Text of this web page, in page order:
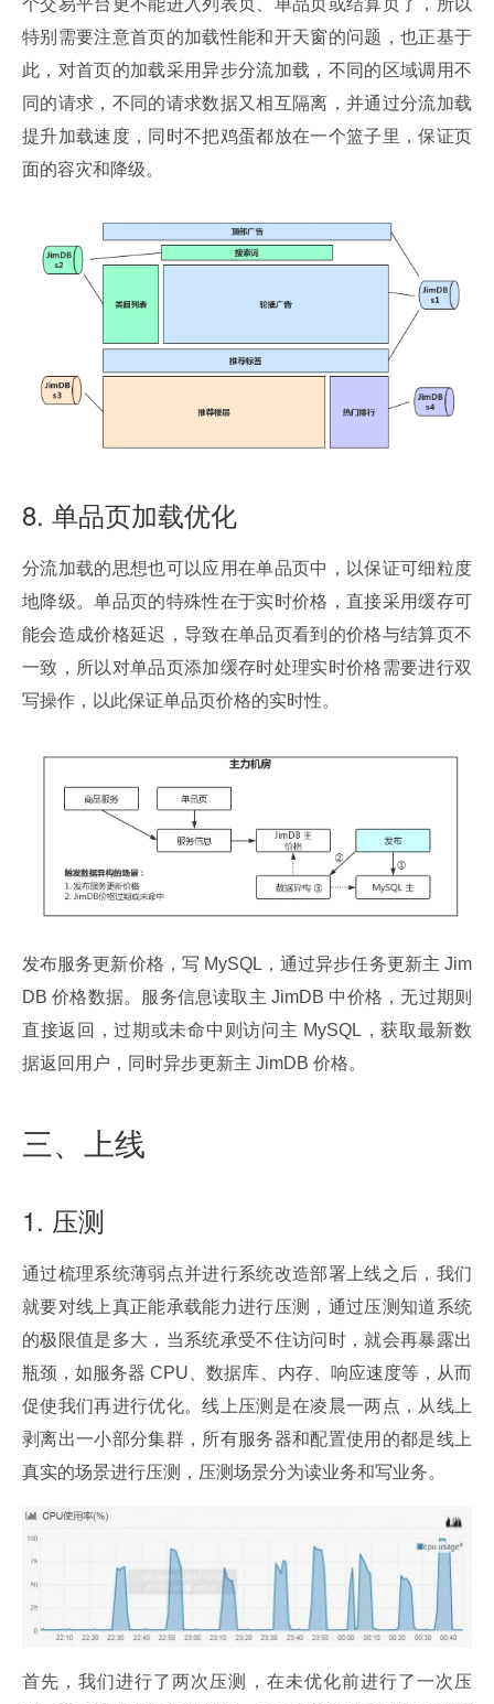
特别需要注意首页的加载性能和开天窗的问题，也正基于
此，对首页的加载采用异步分流加载，不同的区域调用不
同的请求，不同的请求数据又相互隔离，并通过分流加载
提升加载速度，同时不把鸡蛋都放在一个篮子里，保证页
面的容灾和降级。
8. 单品页加载优化
分流加载的思想也可以应用在单品页中，以保证可细粒度
地降级。单品页的特殊性在于实时价格，直接采用缓存可
能会造成价格延迟，导致在单品页看到的价格与结算页不
一致，所以对单品页添加缓存时处理实时价格需要进行双
写操作，以此保证单品页价格的实时性。
发布服务更新价格，写 MySQL，通过异步任务更新主 Jim
DB 价格数据。服务信息读取主 JimDB 中价格，无过期则
直接返回，过期或未命中则访问主 MySQL，获取最新数
据返回用户，同时异步更新主 JimDB 价格。
三、上线
1. 压测
通过梳理系统薄弱点并进行系统改造部署上线之后，我们
就要对线上真正能承载能力进行压测，通过压测知道系统
的极限值是多大，当系统承受不住访问时，就会再暴露出
瓶颈，如服务器 CPU、数据库、内存、响应速度等，从而
促使我们再进行优化。线上压测是在凌晨一两点，从线上
剥离出一小部分集群，所有服务器和配置使用的都是线上
真实的场景进行压测，压测场景分为读业务和写业务。
首先，我们进行了两次压测，在未优化前进行了一次压